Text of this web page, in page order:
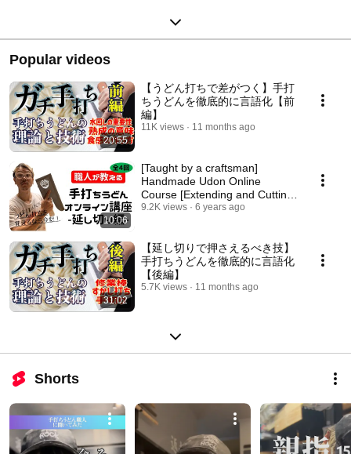
Popular videos
20:55
【うどん打ちで差がつく】手打
ちうどんを徹底的に言語化【前
編】
11K views 11 months ago
10:06
[Taught by a craftsman]
Handmade Udon Online
Course [Extending and Cutting
Edition]
9.2K views 6 years ago
31:02
【延し切りで押さえるべき技】
手打ちうどんを徹底的に言語化
【後編】
5.7K views 11 months ago
Shorts